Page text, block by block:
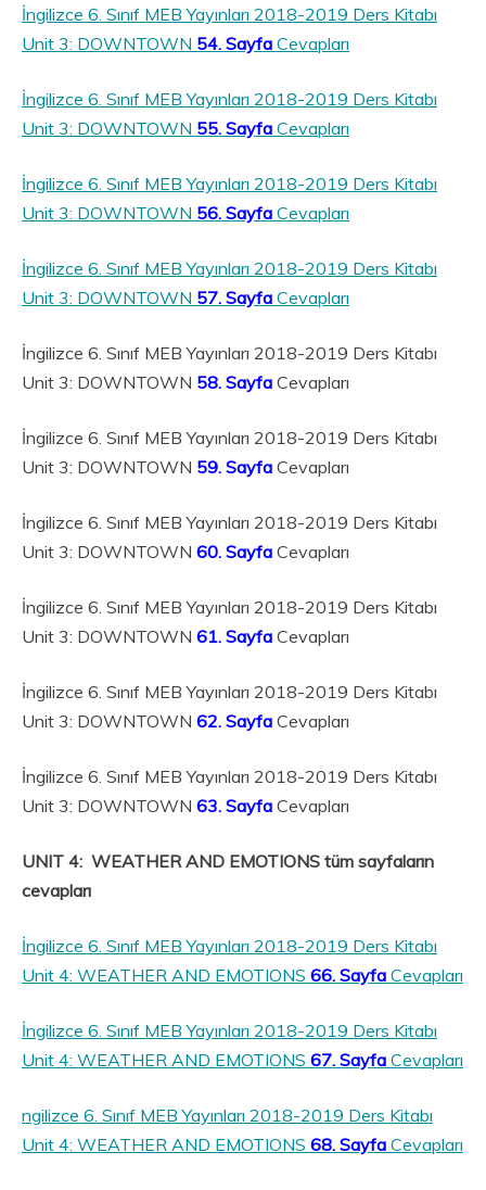
İngilizce 6. Sınıf MEB Yayınları 2018-2019 Ders Kitabı
Unit 3: DOWNTOWN 54. Sayfa Cevapları
İngilizce 6. Sınıf MEB Yayınları 2018-2019 Ders Kitabı
Unit 3: DOWNTOWN 55. Sayfa Cevapları
İngilizce 6. Sınıf MEB Yayınları 2018-2019 Ders Kitabı
Unit 3: DOWNTOWN 56. Sayfa Cevapları
İngilizce 6. Sınıf MEB Yayınları 2018-2019 Ders Kitabı
Unit 3: DOWNTOWN 57. Sayfa Cevapları
İngilizce 6. Sınıf MEB Yayınları 2018-2019 Ders Kitabı
Unit 3: DOWNTOWN 58. Sayfa Cevapları
İngilizce 6. Sınıf MEB Yayınları 2018-2019 Ders Kitabı
Unit 3: DOWNTOWN 59. Sayfa Cevapları
İngilizce 6. Sınıf MEB Yayınları 2018-2019 Ders Kitabı
Unit 3: DOWNTOWN 60. Sayfa Cevapları
İngilizce 6. Sınıf MEB Yayınları 2018-2019 Ders Kitabı
Unit 3: DOWNTOWN 61. Sayfa Cevapları
İngilizce 6. Sınıf MEB Yayınları 2018-2019 Ders Kitabı
Unit 3: DOWNTOWN 62. Sayfa Cevapları
İngilizce 6. Sınıf MEB Yayınları 2018-2019 Ders Kitabı
Unit 3: DOWNTOWN 63. Sayfa Cevapları
UNIT 4: WEATHER AND EMOTIONS tüm sayfaların
cevapları
İngilizce 6. Sınıf MEB Yayınları 2018-2019 Ders Kitabı
Unit 4: WEATHER AND EMOTIONS 66. Sayfa Cevapları
İngilizce 6. Sınıf MEB Yayınları 2018-2019 Ders Kitabı
Unit 4: WEATHER AND EMOTIONS 67. Sayfa Cevapları
ngilizce 6. Sınıf MEB Yayınları 2018-2019 Ders Kitabı
Unit 4: WEATHER AND EMOTIONS 68. Sayfa Cevapları